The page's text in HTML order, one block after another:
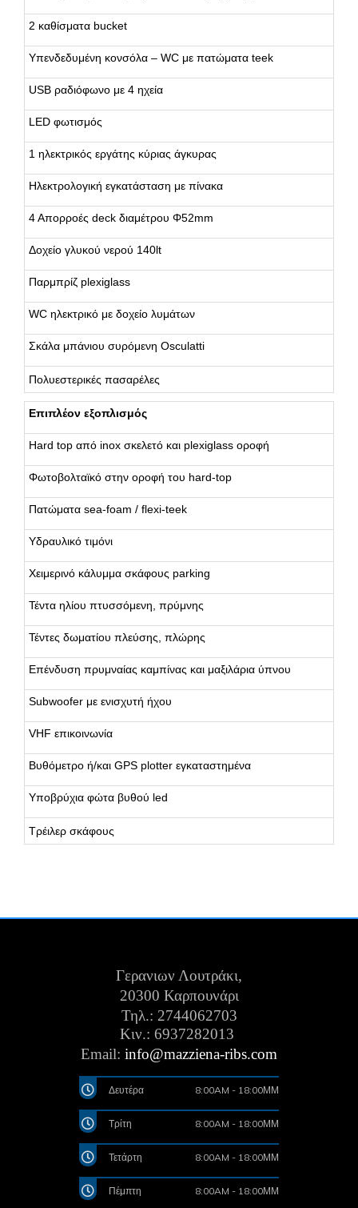
2 καθίσματα bucket
Υπενδεδυμένη κονσόλα – WC με πατώματα teek
USB ραδιόφωνο με 4 ηχεία
LED φωτισμός
1 ηλεκτρικός εργάτης κύριας άγκυρας
Ηλεκτρολογική εγκατάσταση με πίνακα
4 Απορροές deck διαμέτρου Φ52mm
Δοχείο γλυκού νερού 140lt
Παρμπρίζ plexiglass
WC ηλεκτρικό με δοχείο λυμάτων
Σκάλα μπάνιου συρόμενη Osculatti
Πολυεστερικές πασαρέλες
Επιπλέον εξοπλισμός
Hard top από inox σκελετό και plexiglass οροφή
Φωτοβολταϊκό στην οροφή του hard-top
Πατώματα sea-foam / flexi-teek
Υδραυλικό τιμόνι
Χειμερινό κάλυμμα σκάφους parking
Τέντα ηλίου πτυσσόμενη, πρύμνης
Τέντες δωματίου πλεύσης, πλώρης
Επένδυση πρυμναίας καμπίνας και μαξιλάρια ύπνου
Subwoofer με ενισχυτή ήχου
VHF επικοινωνία
Βυθόμετρο ή/και GPS plotter εγκαταστημένα
Υποβρύχια φώτα βυθού led
Τρέιλερ σκάφους
Γερανιων Λουτράκι,
20300 Καρπουνάρι
Τηλ.: 2744062703
Κιν.: 6937282013
Email: info@mazziena-ribs.com
Δευτέρα 8:00AM - 18:00ΜΜ
Τρίτη 8:00AM - 18:00ΜΜ
Τετάρτη 8:00AM - 18:00ΜΜ
Πέμπτη 8:00AM - 18:00ΜΜ